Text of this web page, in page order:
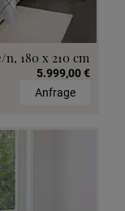
180 x 210 cm
5.999,00 €
Anfrage